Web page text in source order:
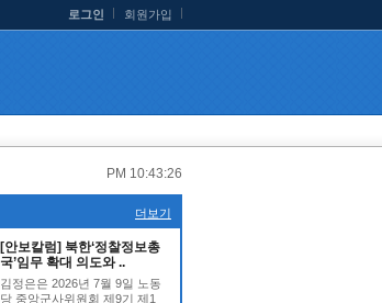
로그인 회원가입
PM 10:43:26
더보기
[안보칼럼] 북한‘정찰정보총
국’임무 확대 의도와 ..
김정은은 2026년 7월 9일 노동
당 중앙군사위원회 제9기 제1